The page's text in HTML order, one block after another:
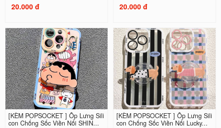
20.000 đ 20.000 đ
[KÈM POPSOCKET ] Ốp Lưng Sili
con Chống Sốc Viền Nổi SHIN...
[KÈM POPSOCKET ] Ốp Lưng Sili
con Chống Sốc Viền Nổi Lucky...